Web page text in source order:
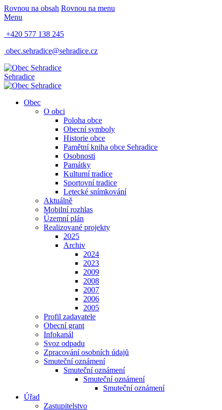
Rovnou na obsah Rovnou na menu
Menu
+420 577 138 245
obec.sehradice@sehradice.cz
Sehradice
Obec
O obci
Poloha obce
Obecní symboly
Historie obce
Pamětní kniha obce Sehradice
Osobnosti
Památky
Kulturní tradice
Sportovní tradice
Letecké snímkování
Aktuálně
Mobilní rozhlas
Územní plán
Realizované projekty
2025
Archiv
2024
2023
2009
2008
2007
2006
2005
Profil zadavatele
Obecní grant
Infokanál
Svoz odpadu
Zpracování osobních údajů
Smuteční oznámení
Smuteční oznámení
Smuteční oznámení
Smuteční oznámení
Úřad
Zastupitelstvo